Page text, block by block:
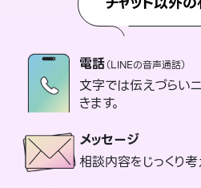
電話（LINEの音声通話）
文字では伝えづらい
きます。
メッセージ
相談内容をじっくり考